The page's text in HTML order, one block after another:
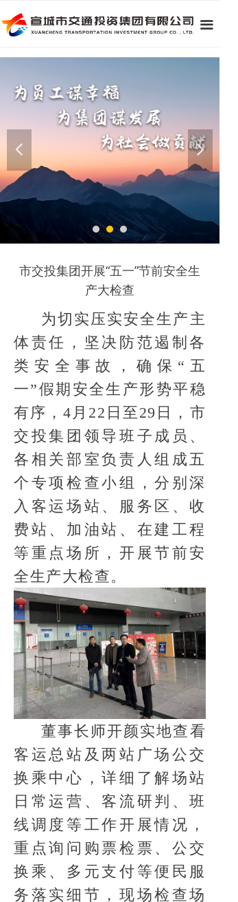
넳 넲
끀
市交投集团开展“五一”节前安全生
产大检查
为切实压实安全生产主
体责任，坚决防范遏制各
类安全事故，确保“五
一”假期安全生产形势平稳
有序，4月22日至29日，市
交投集团领导班子成员、
各相关部室负责人组成五
个专项检查小组，分别深
入客运场站、服务区、收
费站、加油站、在建工程
等重点场所，开展节前安
全生产大检查。
董事长师开颜实地查看
客运总站及两站广场公交
换乘中心，详细了解场站
日常运营、客流研判、班
线调度等工作开展情况，
重点询问购票检票、公交
换乘、多元支付等便民服
务落实细节，现场检查场